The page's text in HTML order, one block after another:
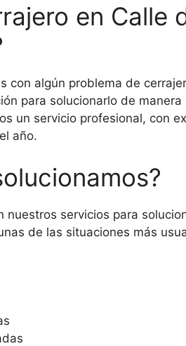
en Calle
con algún problema de
para solucionarlo de
un servicio profesional, con
año.
servicios para
de las situaciones más